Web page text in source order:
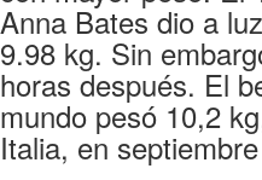
Anna Bates dio a
9.98 kg. Sin
horas después. El
mundo pesó 10,2
Italia, en